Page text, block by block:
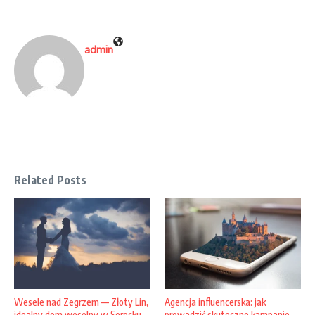
admin
Related Posts
Wesele nad Zegrzem — Złoty Lin,
Agencja influencerska: jak